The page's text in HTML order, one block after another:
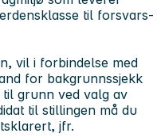
til forsvars-
vil i forbindelse med
for bakgrunnssjekk
grunn ved valg av
til stillingen må du
jfr.